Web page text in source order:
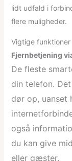
lidt udfald i
flere muligheder.
Vigtige funktioner
Fjernbetjening
De fleste
din telefon.
dør op, uanset
også
du kan give
eller gæster.